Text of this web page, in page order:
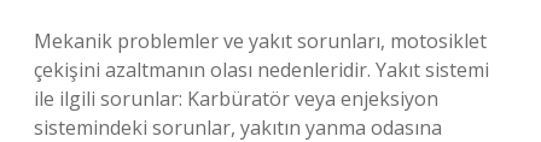
Mekanik problemler ve yakıt sorunları, motosiklet
çekişini azaltmanın olası nedenleridir. Yakıt sistemi
ile ilgili sorunlar: Karbüratör veya enjeksiyon
sistemindeki sorunlar, yakıtın yanma odasına